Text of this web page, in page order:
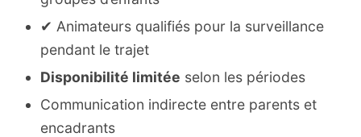
✔ Animateurs qualifiés pour la surveillance
pendant le trajet
Disponibilité limitée selon les périodes
Communication indirecte entre parents et
encadrants